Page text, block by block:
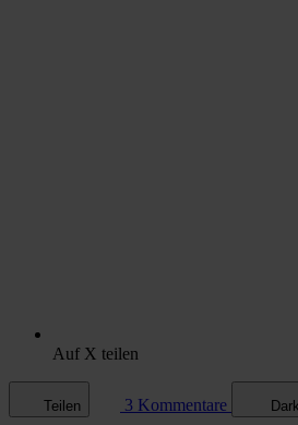
Auf X teilen
Teilen 3 Kommentare